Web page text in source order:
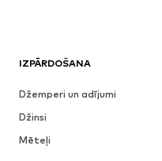
IZPĀRDOŠANA
Džemperi un adījumi
Džinsi
Mēteļi